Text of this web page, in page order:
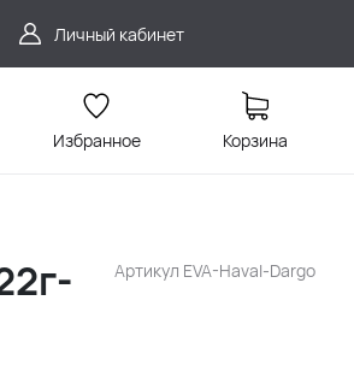
Личный кабинет
Избранное Корзина
Артикул EVA-Haval-Dargo